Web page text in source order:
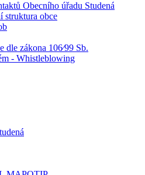
Obecního úřadu Studená
struktura obce
dle zákona 106⁄99 Sb.
- Whistleblowing